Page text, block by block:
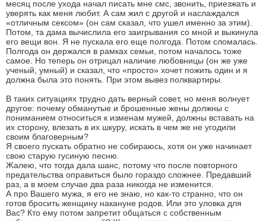
месяц после ухода начал писать мне смс, звонить, приезжать и
уверять как меня любит. А сам жил с другой и наслаждался
«отличным сексом» (он сам сказал, что ушел именно за этим).
Потом, та дама вычислила его заигрывания со мной и выкинула
его вещи вон. Я не пускала его еще полгода. Потом сломалась.
Полгода он держался в рамках семьи, потом началось тоже
самое. Но теперь он отрицал наличие любовницы (он же уже
ученый, умный) и сказал, что «просто» хочет пожить один и я
должна была это понять. При этом вывез полквартиры.
В таких ситуациях трудно дать верный совет, но меня волнует
другое: почему обманутые и брошенные жены должны с
пониманием относиться к изменам мужей, должны вставать на
их сторону, влезать в их шкуру, искать в чем же не угодили
своим благоверным?
Я своего пускать обратно не собираюсь, хотя он уже начинает
свою старую гусиную песню.
Жалею, что тогда дала шанс, потому что после повторного
предательства оправиться было гораздо сложнее. Предавший
раз, а в моем случае два раза никогда не изменится.
А про Вашего мужа, я его не знаю, но как-то странно, что он
готов бросить женщину накануне родов. Или это уловка для
Вас? Кто ему потом запретит общаться с собственным